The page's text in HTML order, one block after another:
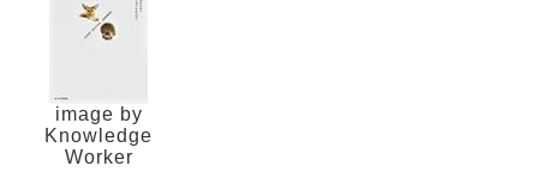
image by
Knowledge
Worker